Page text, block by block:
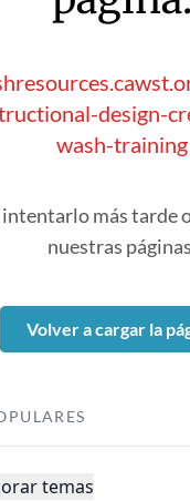
design-
wash-training
intentarlo más tarde
nuestras
Volver a cargar la
temas